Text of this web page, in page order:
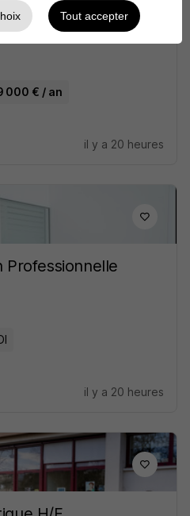
000 € / an
il y a 20 heures
Professionnelle
il y a 20 heures
Tout accepter